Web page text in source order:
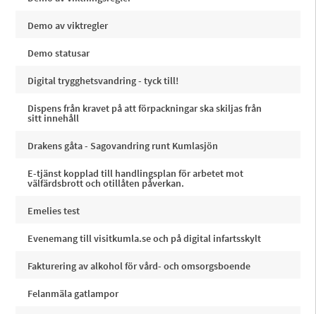
Demo av viktregler
Demo statusar
Digital trygghetsvandring - tyck till!
Dispens från kravet på att förpackningar ska skiljas från
sitt innehåll
Drakens gåta - Sagovandring runt Kumlasjön
E-tjänst kopplad till handlingsplan för arbetet mot
välfärdsbrott och otillåten påverkan.
Emelies test
Evenemang till visitkumla.se och på digital infartsskylt
Fakturering av alkohol för vård- och omsorgsboende
Felanmäla gatlampor